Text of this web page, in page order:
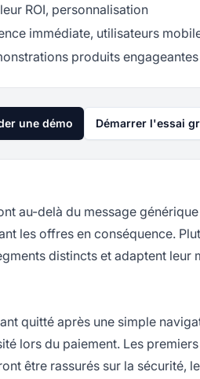
ROI, personnalisation
immédiate, utilisateurs
produits engageantes
une démo Démarrer l'essai
au-delà du message
les offres en conséquence.
distincts et adaptent leur
quitté après une simple
lors du paiement. Les
être rassurés sur la sécurité,